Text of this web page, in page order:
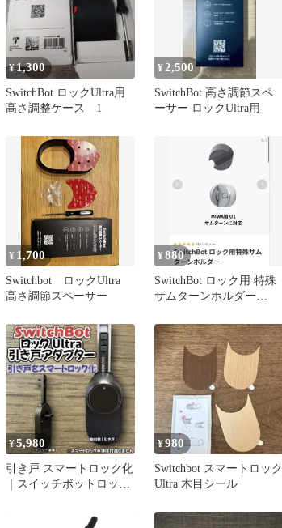
¥1,300
SwitchBot ロックUltra用
高さ調整ケース 1
¥ 2,500
SwitchBot 高さ調節スペ
ーサー ロックUltra用
¥ 1,700
Switchbot ロックUltra
高さ調節スペーサー
¥880
SwitchBot ロック用 特殊
サムターンホルダー
¥5,980
引き戸 スマートロック化
｜スイッチボットロック
¥980
Switchbot スマートロック
Ultra 木目シール